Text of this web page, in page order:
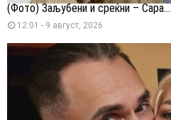
(Фото) Заљубени и среќни – Сара...
12:01 - 9 август, 2026